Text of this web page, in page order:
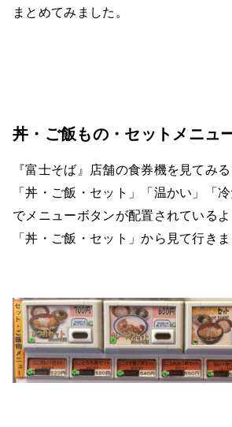
まとめてみました。
丼・ご飯もの・セットメニュ
『富士そば』店舗の食券機を見てみ
「丼・ご飯・セット」「温かい」「
でメニューボタンが配置されているよ
「丼・ご飯・セット」から見て行きま